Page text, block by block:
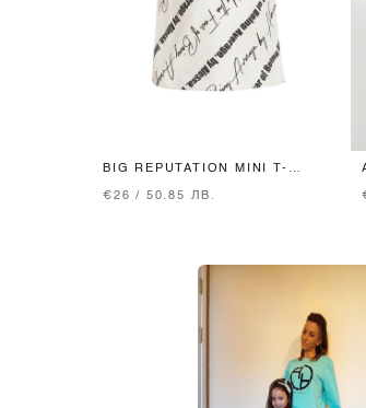
BIG REPUTATION MINI T-
€26 / 50.85 ЛВ.